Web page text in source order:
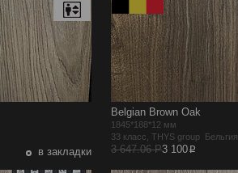
в закладки
Belgian Brown Oak
1845*188*12 мм
33 класс, THYS group Бельгия
3 647.06 Р3 100p